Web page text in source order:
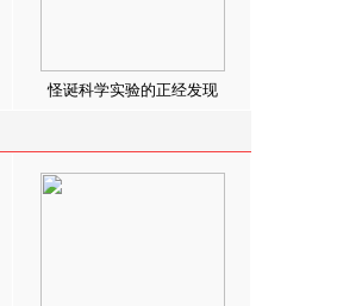
怪诞科学实验的正经发现